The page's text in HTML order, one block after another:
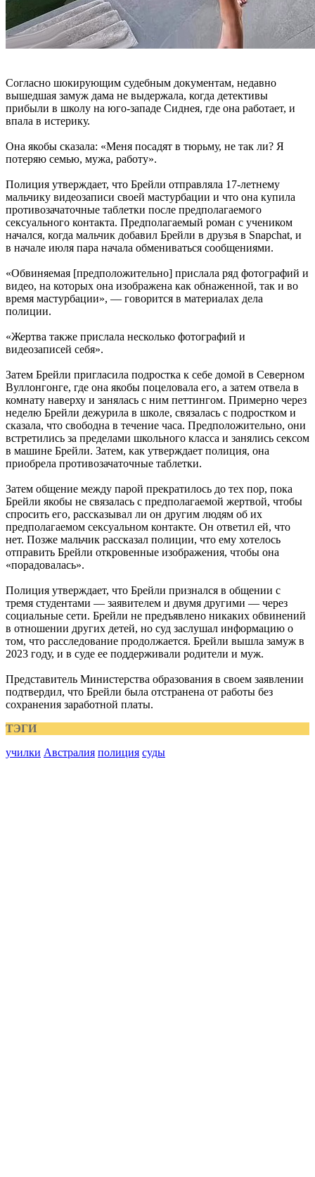
Согласно шокирующим судебным документам, недавно
вышедшая замуж дама не выдержала, когда детективы
прибыли в школу на юго-западе Сиднея, где она работает, и
впала в истерику.
Она якобы сказала: «Меня посадят в тюрьму, не так ли? Я
потеряю семью, мужа, работу».
Полиция утверждает, что Брейли отправляла 17-летнему
мальчику видеозаписи своей мастурбации и что она купила
противозачаточные таблетки после предполагаемого
сексуального контакта. Предполагаемый роман с учеником
начался, когда мальчик добавил Брейли в друзья в Snapchat, и
в начале июля пара начала обмениваться сообщениями.
«Обвиняемая [предположительно] прислала ряд фотографий и
видео, на которых она изображена как обнаженной, так и во
время мастурбации», — говорится в материалах дела
полиции.
«Жертва также прислала несколько фотографий и
видеозаписей себя».
Затем Брейли пригласила подростка к себе домой в Северном
Вуллонгонге, где она якобы поцеловала его, а затем отвела в
комнату наверху и занялась с ним петтингом. Примерно через
неделю Брейли дежурила в школе, связалась с подростком и
сказала, что свободна в течение часа. Предположительно, они
встретились за пределами школьного класса и занялись сексом
в машине Брейли. Затем, как утверждает полиция, она
приобрела противозачаточные таблетки.
Затем общение между парой прекратилось до тех пор, пока
Брейли якобы не связалась с предполагаемой жертвой, чтобы
спросить его, рассказывал ли он другим людям об их
предполагаемом сексуальном контакте. Он ответил ей, что
нет. Позже мальчик рассказал полиции, что ему хотелось
отправить Брейли откровенные изображения, чтобы она
«порадовалась».
Полиция утверждает, что Брейли признался в общении с
тремя студентами — заявителем и двумя другими — через
социальные сети. Брейли не предъявлено никаких обвинений
в отношении других детей, но суд заслушал информацию о
том, что расследование продолжается. Брейли вышла замуж в
2023 году, и в суде ее поддерживали родители и муж.
Представитель Министерства образования в своем заявлении
подтвердил, что Брейли была отстранена от работы без
сохранения заработной платы.
ТЭГИ
училки Австралия полиция суды